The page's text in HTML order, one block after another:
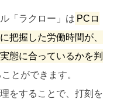
「ラクロー」は PCロ
把握した労働時間が、
態に合っているかを判
とができます。
をすることで、打刻を